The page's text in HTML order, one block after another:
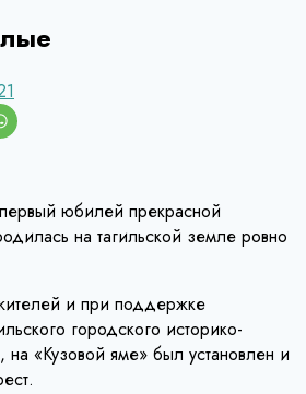
первый юбилей прекрасной
на тагильской земле ровно
и при поддержке
городского историко-
на «Кузовой яме» был установлен и